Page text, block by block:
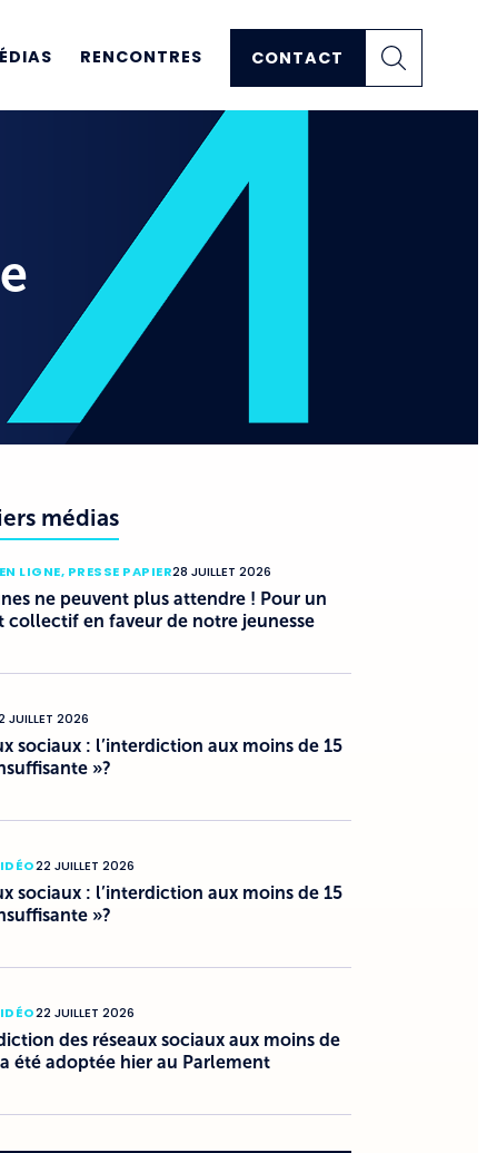
RENCONTRES CONTACT
médias
LIGNE, PRESSE PAPIER28 JUILLET 2026
ne peuvent plus attendre ! Pour un
collectif en faveur de notre jeunesse
JUILLET 2026
sociaux : l’interdiction aux moins de 15
»?
22 JUILLET 2026
sociaux : l’interdiction aux moins de 15
»?
22 JUILLET 2026
des réseaux sociaux aux moins de
a été adoptée hier au Parlement